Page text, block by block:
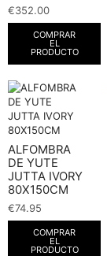
€352.00
COMPRAR
EL
PRODUCTO
ALFOMBRA
DE YUTE
JUTTA IVORY
80X150CM
€74.95
COMPRAR
EL
PRODUCTO